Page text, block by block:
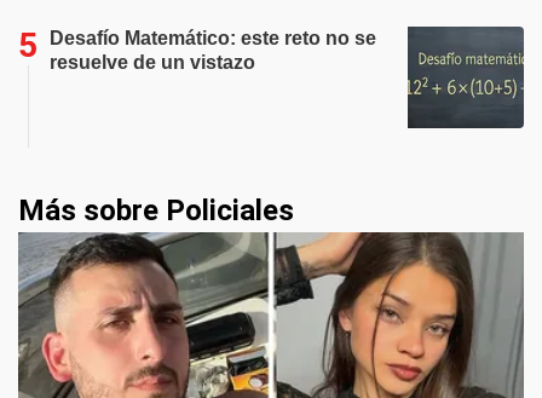
Desafío Matemático: este reto no se
resuelve de un vistazo
Más sobre Policiales